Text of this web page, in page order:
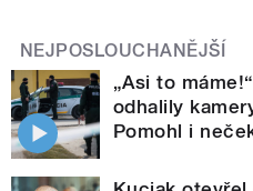
NEJPOSLOUCHANĚJŠÍ
„Asi to
odhalily
Pomohl i